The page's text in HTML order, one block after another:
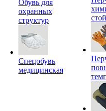
Обувь для
охранных
структур
Спецобувь
медицинская